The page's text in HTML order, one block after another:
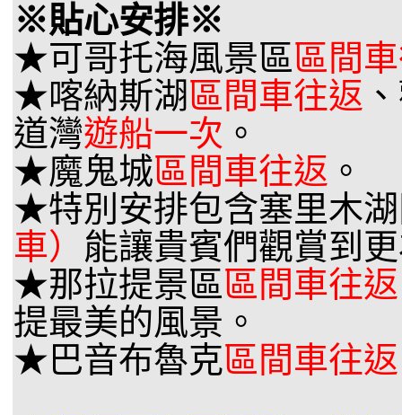
※貼心安排※
★可哥托海風景區區間
★喀納斯湖區間車往返
道灣遊船一次 。
★魔鬼城區間車往返 。
★特別安排包含塞里木
車） 能讓貴賓們觀賞到
★那拉提景區區間車往返
提最美的風景。
★巴音布魯克區間車往返